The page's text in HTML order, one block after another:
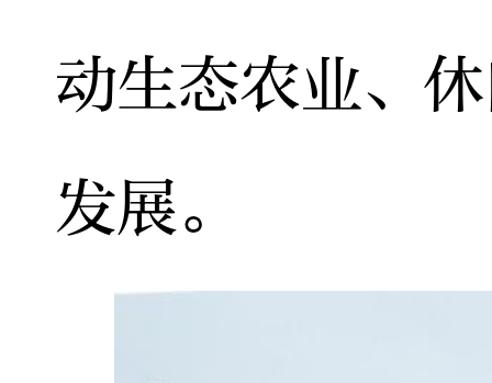
动生态农业、
发展。